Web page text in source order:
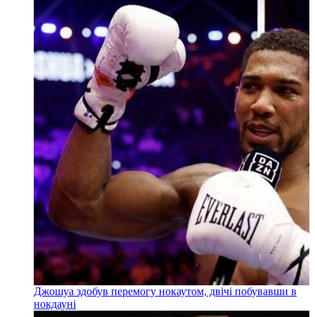
Джошуа здобув перемогу нокаутом, двічі побувавши в
нокдауні